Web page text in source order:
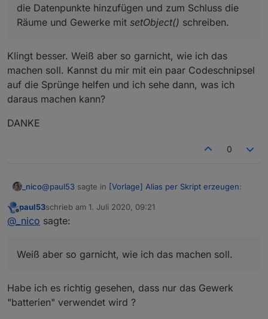
die Datenpunkte hinzufügen und zum Schluss die
Räume und Gewerke mit setObject() schreiben.
Klingt besser. Weiß aber so garnicht, wie ich das
machen soll. Kannst du mir mit ein paar Codeschnipsel
auf die Sprünge helfen und ich sehe dann, was ich
daraus machen kann?
DANKE
0
_nico@paul53 sagte in [Vorlage] Alias per Skript erzeugen:
@_nico
Vermutlich weil es asynchron läuft? Daran
werde ich sicher nicht viel ändern können
Alternative: Du arbeitest bei allen Alias, die Enums
hätte ich es schon gerne halbwegs ordentlich.
Du müsstest zu Beginn alle benötigten Räume und
Gewerke einlesen, dann innerhalb der Funktionen
die Datenpunkte hinzufügen und zum Schluss die
Klingt besser. Weiß aber so garnicht, wie ich das machen
soll. Kannst du mir mit ein paar Codeschnipsel auf die
Offline
paul53schrieb am 1. Juli 2020, 09:21
zuletzt editiert von
@ _nico sagte:
Weiß aber so garnicht, wie ich das machen soll.
Habe ich es richtig gesehen, dass nur das Gewerk
"batterien" verwendet wird ?